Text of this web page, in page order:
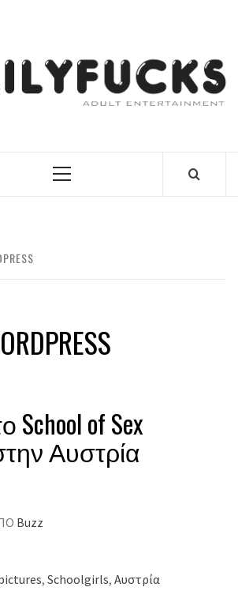
Primary
of Sex
Αυστρία
Buzz
, Schoolgirls, Αυστρία